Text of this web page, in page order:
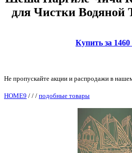
для Чистки Водяной
Купить за
Не пропускайте акции и распродажи в
HOME9 / / / подобные товары